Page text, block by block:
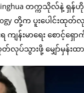
တက္ကသိုလ်နဲ့ ရှန်
တို့က ပူးပေါင်းထုတ်လု
ျန်းမာရေး စောင့်ရှ
လုပ်သွားဖို့ မျှော်မှန်းထ